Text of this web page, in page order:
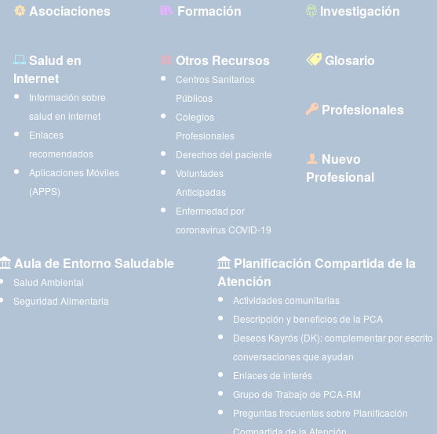
Asociaciones Formación Investigación
Salud en
Internet
Información sobre
salud en internet
Enlaces
recomendados
Aplicaciones Móviles
(APPS)
Otros Recursos
Centros Sanitarios
Públicos
Colegios
Profesionales
Derechos del paciente
Voluntades
Anticipadas
Enfermedad por
coronavirus COVID-19
Glosario
Profesionales
Nuevo
Profesional
Aula de Entorno Saludable
Salud Ambiental
Seguridad Alimentaria
Planificación Compartida de la
Atención
Actividades comunitarias
Descripción y beneficios de la PCA
Deseos Kayrós (DK): complementar por escrito
conversaciones que ayudan
Enlaces de interés
Grupo de Trabajo de PCA-RM
Preguntas frecuentes sobre Planificación
Compartida de la Atención